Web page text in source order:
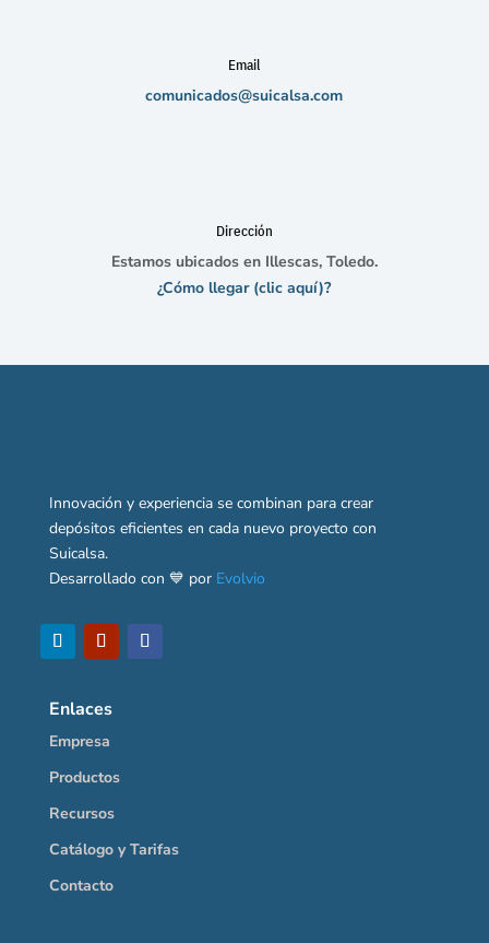
Email
comunicados@suicalsa.com
Dirección
Estamos ubicados en Illescas, Toledo.
¿Cómo llegar (clic aquí)?
Innovación y experiencia se combinan para crear
depósitos eficientes en cada nuevo proyecto con
Suicalsa.
Desarrollado con 💙 por Evolvio
Enlaces
Empresa
Productos
Recursos
Catálogo y Tarifas
Contacto